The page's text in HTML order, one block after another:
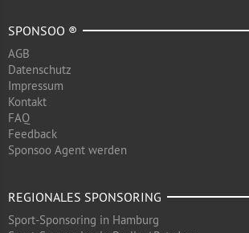
SPONSOO ®
AGB
Datenschutz
Impressum
Kontakt
FAQ
Feedback
Sponsoo Agent werden
REGIONALES SPONSORING
Sport-Sponsoring in Hamburg